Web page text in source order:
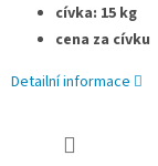
cívka: 15 kg
cena za cívku
Detailní informace